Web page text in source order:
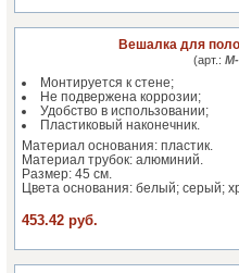
Вешалка для
(арт.:
Монтируется к стене;
Не подвержена коррозии;
Удобство в использовании;
Пластиковый наконечник.
Материал основания: пластик.
Материал трубок: алюминий.
Размер: 45 см.
Цвета основания: белый; серый;
453.42 руб.